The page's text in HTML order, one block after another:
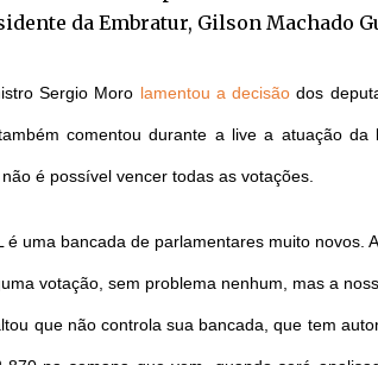
da Embratur, Gilson Machado
Sergio Moro lamentou a decisão dos
comentou durante a live a atuação
é possível vencer todas as votações.
é uma bancada de parlamentares muito
votação, sem problema nenhum, mas a
que não controla sua bancada, que tem